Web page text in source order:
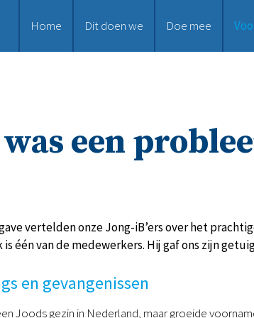
Home Dit doen we Doe mee
een
vertelden onze Jong-iB’ers over het
één van de medewerkers. Hij gaf ons zijn
en gevangenissen
Joods gezin in Nederland, maar groeide